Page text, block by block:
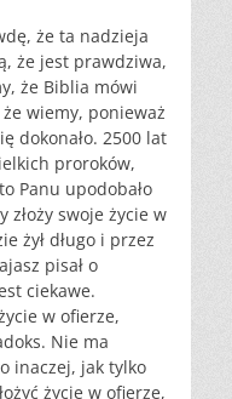
że ta nadzieja
że jest prawdziwa,
że Biblia mówi
wiemy, ponieważ
dokonało. 2500 lat
proroków,
Panu upodobało
swoje życie w
żył długo i przez
pisał o
ciekawe.
w ofierze,
Nie ma
inaczej, jak tylko
życie w ofierze,